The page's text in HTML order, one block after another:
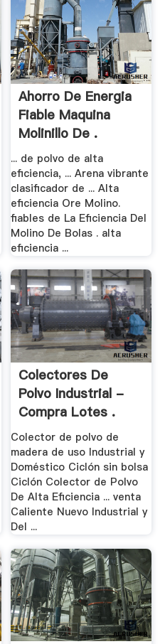
Ahorro De Energia
Fiable Maquina
Molinillo De .
... de polvo de alta
eficiencia, ... Arena vibrante
clasificador de ... Alta
eficiencia Ore Molino.
fiables de La Eficiencia Del
Molino De Bolas . alta
eficiencia ...
Colectores De
Polvo Industrial -
Compra Lotes .
Colector de polvo de
madera de uso Industrial y
Doméstico Ciclón sin bolsa
Ciclón Colector de Polvo
De Alta Eficiencia ... venta
Caliente Nuevo Industrial y
Del ...